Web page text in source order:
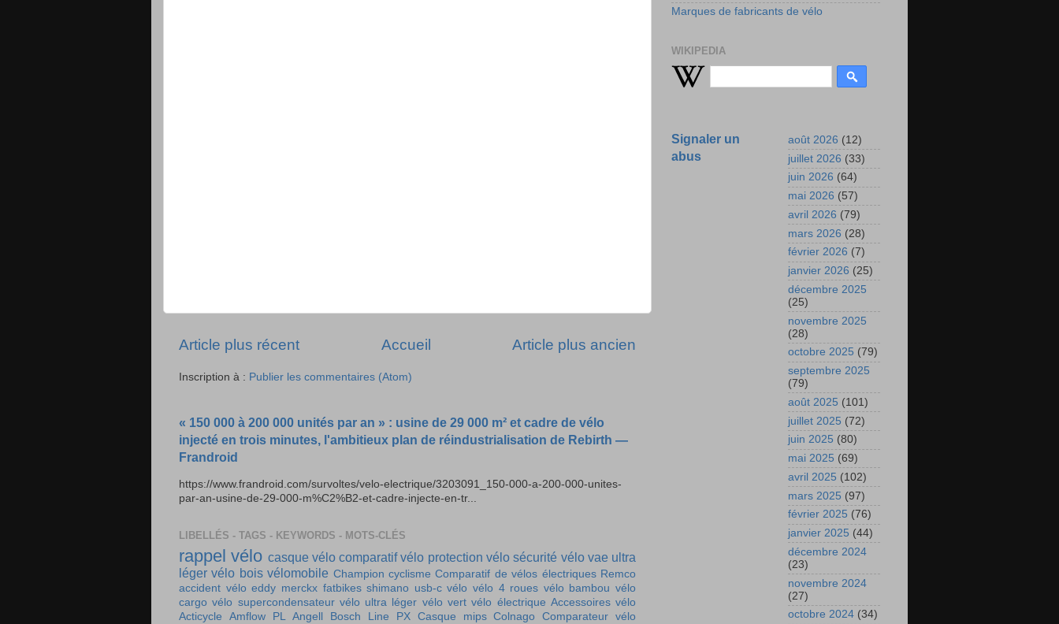
Article plus récent Article plus ancien
Accueil
Inscription à : Publier les commentaires (Atom)
« 150 000 à 200 000 unités par an » : usine de 29 000 m² et cadre de vélo
injecté en trois minutes, l'ambitieux plan de réindustrialisation de Rebirth —
Frandroid
https://www.frandroid.com/survoltes/velo-electrique/3203091_150-000-a-200-000-unites-
par-an-usine-de-29-000-m%C2%B2-et-cadre-injecte-en-tr...
LIBELLÉS - TAGS - KEYWORDS - MOTS-CLÉS
rappel vélo casque vélo comparatif vélo protection vélo sécurité vélo vae ultra
léger vélo bois vélomobile Champion cyclisme Comparatif de vélos électriques Remco
accident vélo eddy merckx fatbikes shimano usb-c vélo vélo 4 roues vélo bambou vélo
cargo vélo supercondensateur vélo ultra léger vélo vert vélo électrique Accessoires vélo
Acticycle
Amflow PL Angell Bosch Line PX Casque mips Colnago
Comparateur vélo
Marques de fabricants de vélo
WIKIPEDIA
Signaler un
abus
août 2026 (12)
juillet 2026 (33)
juin 2026 (64)
mai 2026 (57)
avril 2026 (79)
mars 2026 (28)
février 2026 (7)
janvier 2026 (25)
décembre 2025
(25)
novembre 2025
(28)
octobre 2025 (79)
septembre 2025
(79)
août 2025 (101)
juillet 2025 (72)
juin 2025 (80)
mai 2025 (69)
avril 2025 (102)
mars 2025 (97)
février 2025 (76)
janvier 2025 (44)
décembre 2024
(23)
novembre 2024
(27)
octobre 2024 (34)